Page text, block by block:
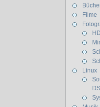
Filme
Linux